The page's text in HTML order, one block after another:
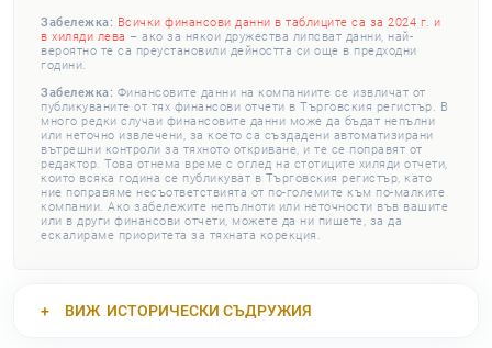
Забележка: Всички финансови данни в таблиците са за 2024 г. и
в хиляди лева – ако за някои дружества липсват данни, най-
вероятно те са преустановили дейността си още в предходни
години.
Забележка: Финансовите данни на компаниите се извличат от
публикуваните от тях финансови отчети в Търговския регистър. В
много редки случаи финансовите данни може да бъдат непълни
или неточно извлечени, за което са създадени автоматизирани
вътрешни контроли за тяхното откриване, и те се поправят от
редактор. Това отнема време с оглед на стотиците хиляди отчети,
които всяка година се публикуват в Търговския регистър, като
ние поправяме несъответствията от по-големите към по-малките
компании. Ако забележите непълноти или неточности във вашите
или в други финансови отчети, можете да ни пишете, за да
ескалираме приоритета за тяхната корекция.
ВИЖ ИСТОРИЧЕСКИ СЪДРУЖИЯ